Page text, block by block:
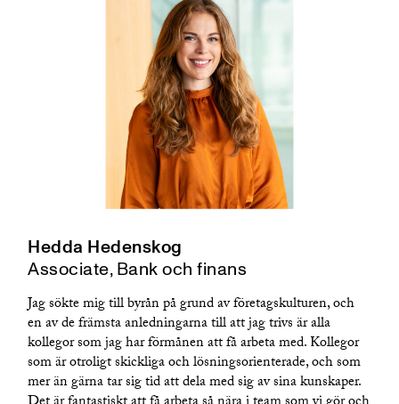
Hedda Hedenskog
Associate, Bank och finans
Jag sökte mig till byrån på grund av företagskulturen, och
en av de främsta anledningarna till att jag trivs är alla
kollegor som jag har förmånen att få arbeta med. Kollegor
som är otroligt skickliga och lösningsorienterade, och som
mer än gärna tar sig tid att dela med sig av sina kunskaper.